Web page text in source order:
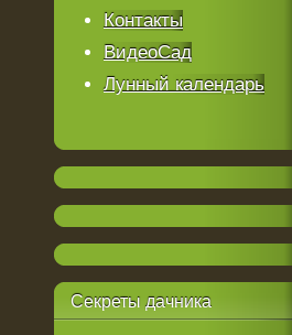
Контакты
ВидеоСад
Лунный календарь
Секреты дачника